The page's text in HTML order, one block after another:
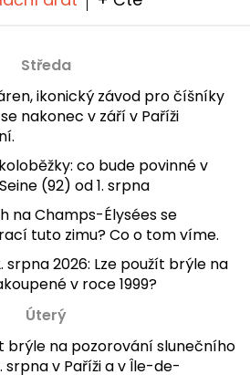
Středa
ikonický závod pro číšníky
nakonec v září v Paříži
co bude povinné v
(92) od 1. srpna
na Champs-Élysées se
tuto zimu? Co o tom víme.
srpna 2026: Lze použít brýle na
v roce 1999?
Úterý
brýle na pozorování slunečního
srpna v Paříži a v Île-de-